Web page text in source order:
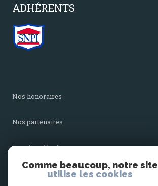
ADHÉRENTS
nos honoraires
nos partenaires
mentions légales
Comme beaucoup, notre site
utilise les cookies